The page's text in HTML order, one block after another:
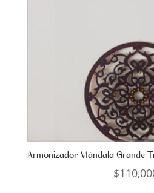
Armonizador Mándala Grande
$